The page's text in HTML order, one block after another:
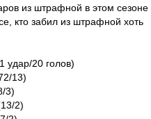
из штрафной в этом сезоне
кто забил из штрафной хоть
удар/20 голов)
13)
3)
2)